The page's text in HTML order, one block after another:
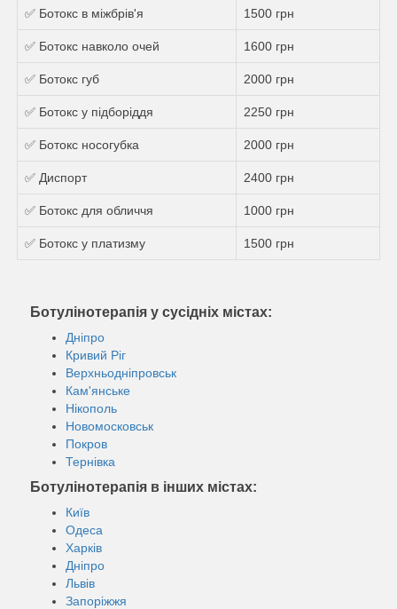
✅ Ботокс в міжбрів'я 1500 грн
✅ Ботокс навколо очей 1600 грн
✅ Ботокс губ 2000 грн
✅ Ботокс у підборіддя 2250 грн
✅ Ботокс носогубка 2000 грн
✅ Диспорт 2400 грн
✅ Ботокс для обличчя 1000 грн
✅ Ботокс у платизму 1500 грн
Ботулінотерапія у сусідніх містах:
Дніпро
Кривий Ріг
Верхньодніпровськ
Кам'янське
Нікополь
Новомосковськ
Покров
Тернівка
Ботулінотерапія в інших містах:
Київ
Одеса
Харків
Дніпро
Львів
Запоріжжя